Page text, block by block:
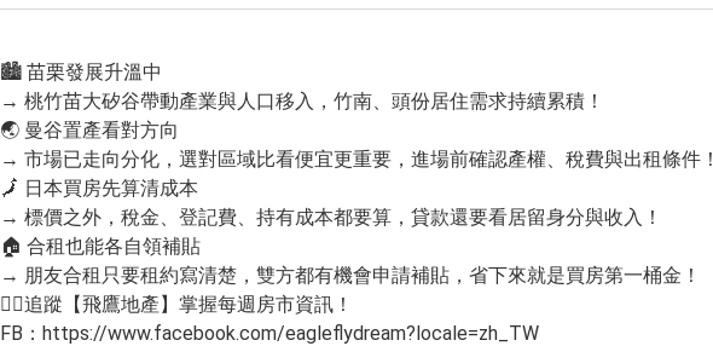
🏙️ 苗栗發展升溫中
→ 桃竹苗大矽谷帶動產業與人口移入，竹南、頭份居住需求持續累積！
🌏 曼谷置產看對方向
→ 市場已走向分化，選對區域比看便宜更重要，進場前確認產權、稅費與出租條件！
🗾 日本買房先算清成本
→ 標價之外，稅金、登記費、持有成本都要算，貸款還要看居留身分與收入！
🏠 合租也能各自領補貼
→ 朋友合租只要租約寫清楚，雙方都有機會申請補貼，省下來就是買房第一桶金！
👇🏻追蹤【飛鷹地產】掌握每週房市資訊！
FB： https://www.facebook.com/eagleflydream?locale=zh_TW